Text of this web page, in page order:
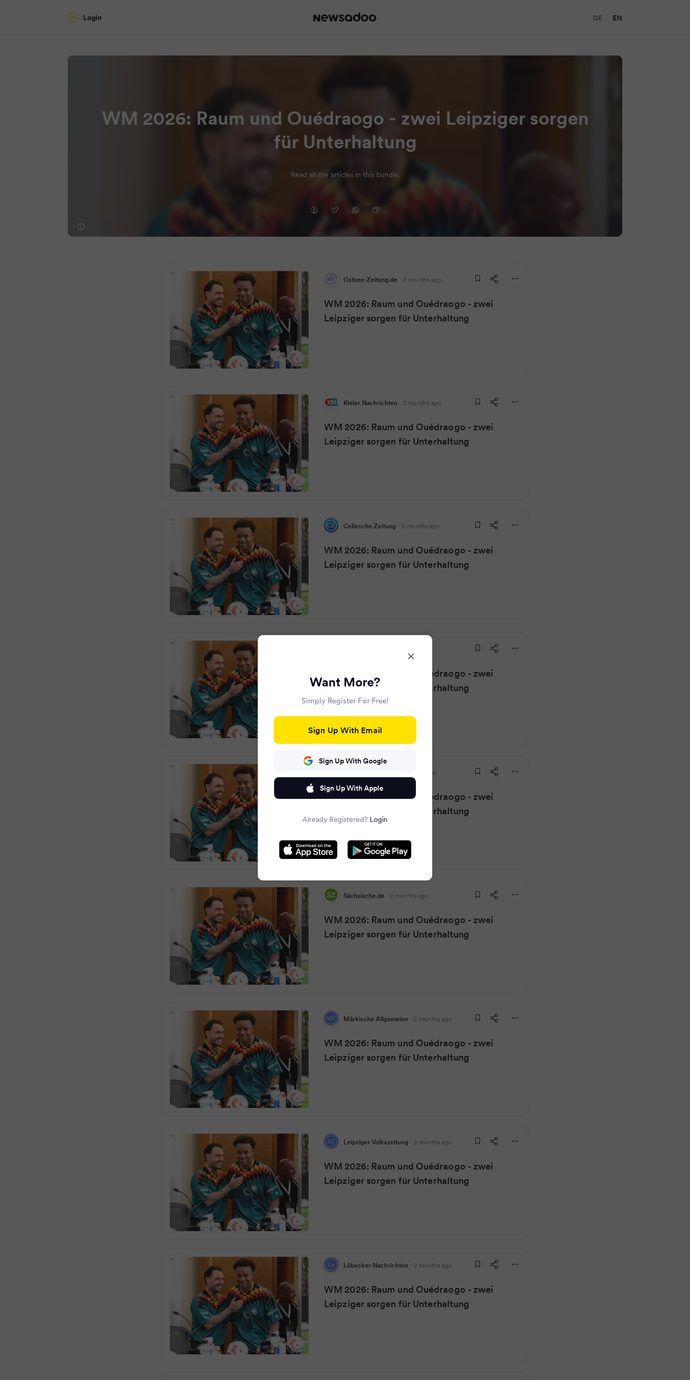
Login DE EN
WM 2026: Raum und Ouédraogo - zwei Leipziger sorgen
für Unterhaltung
Read all the articles in this bundle.
Ostsee-Zeitung.de · 2 months ago
WM 2026: Raum und Ouédraogo - zwei
Leipziger sorgen für Unterhaltung
Kieler Nachrichten · 2 months ago
WM 2026: Raum und Ouédraogo - zwei
Leipziger sorgen für Unterhaltung
Cellesche Zeitung · 2 months ago
WM 2026: Raum und Ouédraogo - zwei
Leipziger sorgen für Unterhaltung
WM 2026: Raum und Ouédraogo - zwei
Leipziger sorgen für Unterhaltung
2 months ago
WM 2026: Raum und Ouédraogo - zwei
Leipziger sorgen für Unterhaltung
Sächsische.de · 2 months ago
WM 2026: Raum und Ouédraogo - zwei
Leipziger sorgen für Unterhaltung
Märkische Allgemeine · 2 months ago
WM 2026: Raum und Ouédraogo - zwei
Leipziger sorgen für Unterhaltung
Leipziger Volkszeitung · 2 months ago
WM 2026: Raum und Ouédraogo - zwei
Leipziger sorgen für Unterhaltung
Lübecker Nachrichten · 2 months ago
WM 2026: Raum und Ouédraogo - zwei
Leipziger sorgen für Unterhaltung
Want More?
Simply Register For Free!
Sign Up With Email
Sign Up With Google
Sign Up With Apple
Already Registered? Login